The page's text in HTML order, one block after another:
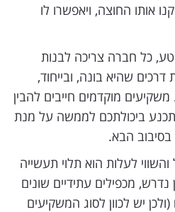
אותו החוצה, ויאפשרו לו
כל חברה צריכה לבנות
שהיא בונה, ובייחוד,
מוקדמים חייבים להבין
ביכולתכם לממשה על מנת
הבא.
לעלות הוא תלוי תעשייה
נדרש, מכפילים עתידיים שונים
יש לכוון לסוג המשקיעים